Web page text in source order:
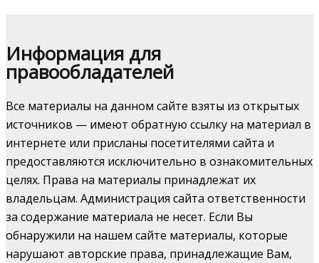
Информация для
правообладателей
Все материалы на данном сайте взяты из открытых
источников — имеют обратную ссылку на материал в
интернете или присланы посетителями сайта и
предоставляются исключительно в ознакомительных
целях. Права на материалы принадлежат их
владельцам. Администрация сайта ответственности
за содержание материала не несет. Если Вы
обнаружили на нашем сайте материалы, которые
нарушают авторские права, принадлежащие Вам,